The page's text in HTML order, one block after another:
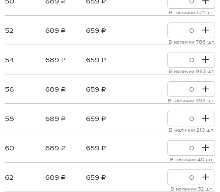
В наличии 621 шт.
52 689 ₽ 659 ₽
В наличии 786 шт.
54 689 ₽ 659 ₽
В наличии 993 шт.
56 689 ₽ 659 ₽
В наличии 555 шт.
58 689 ₽ 659 ₽
В наличии 210 шт.
60 689 ₽ 659 ₽
В наличии 40 шт.
62 689 ₽ 659 ₽
В наличии 32 шт.